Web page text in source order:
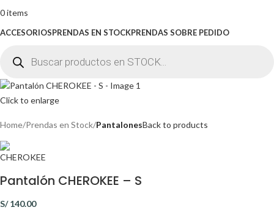
0items
ACCESORIOSPRENDAS EN STOCKPRENDAS SOBRE PEDIDO
Click to enlarge
Home Prendas en Stock PantalonesBack to products
Pantalón CHEROKEE – S
S/140.00